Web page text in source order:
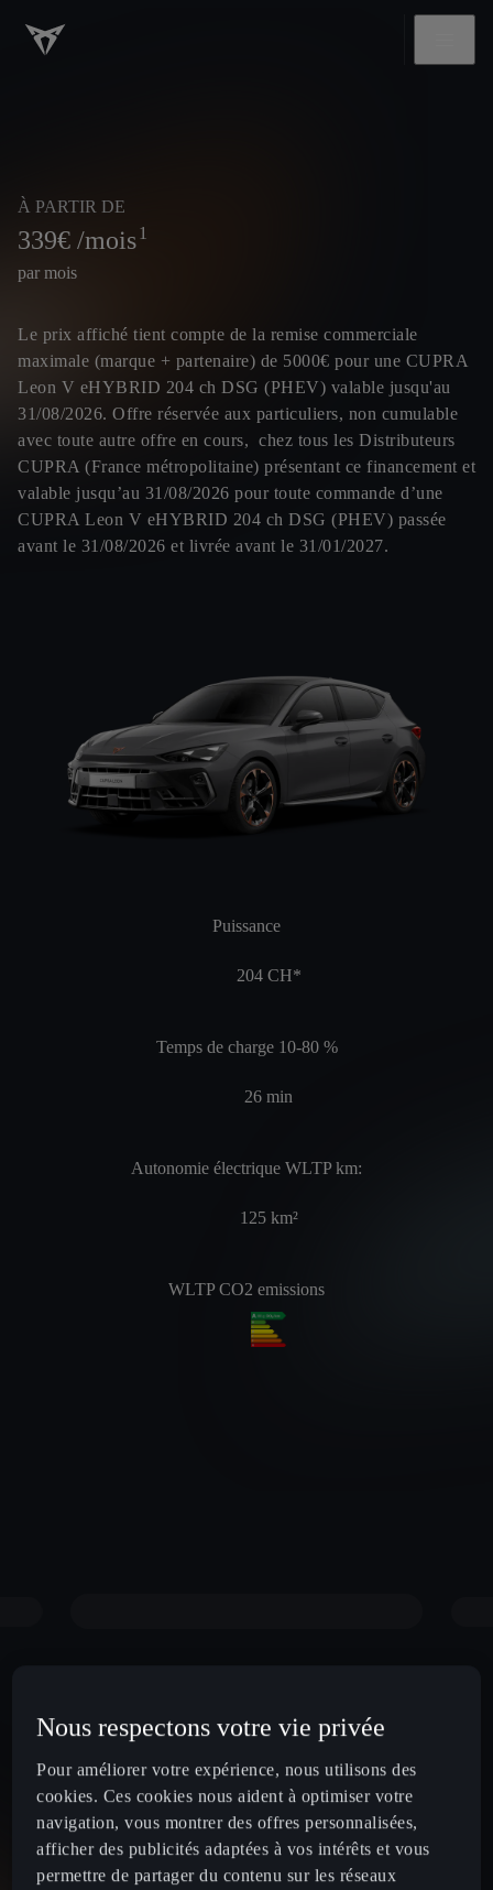
À PARTIR DE
339€ /mois1
par mois
Le prix affiché tient compte de la remise commerciale
maximale (marque + partenaire) de 5000€ pour une CUPRA
Leon V eHYBRID 204 ch DSG (PHEV) valable jusqu'au
31/08/2026. Offre réservée aux particuliers, non cumulable
avec toute autre offre en cours, chez tous les Distributeurs
CUPRA (France métropolitaine) présentant ce financement et
valable jusqu’au 31/08/2026 pour toute commande d’une
CUPRA Leon V eHYBRID 204 ch DSG (PHEV) passée
avant le 31/08/2026 et livrée avant le 31/01/2027.
Puissance
204 CH*
Temps de charge 10-80 %
26 min
Autonomie électrique WLTP km:
125 km²
WLTP CO2 emissions
Nous respectons votre vie privée
Pour améliorer votre expérience, nous utilisons des
cookies. Ces cookies nous aident à optimiser votre
navigation, vous montrer des offres personnalisées,
afficher des publicités adaptées à vos intérêts et vous
permettre de partager du contenu sur les réseaux